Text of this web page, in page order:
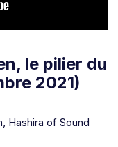
le pilier du
2021)